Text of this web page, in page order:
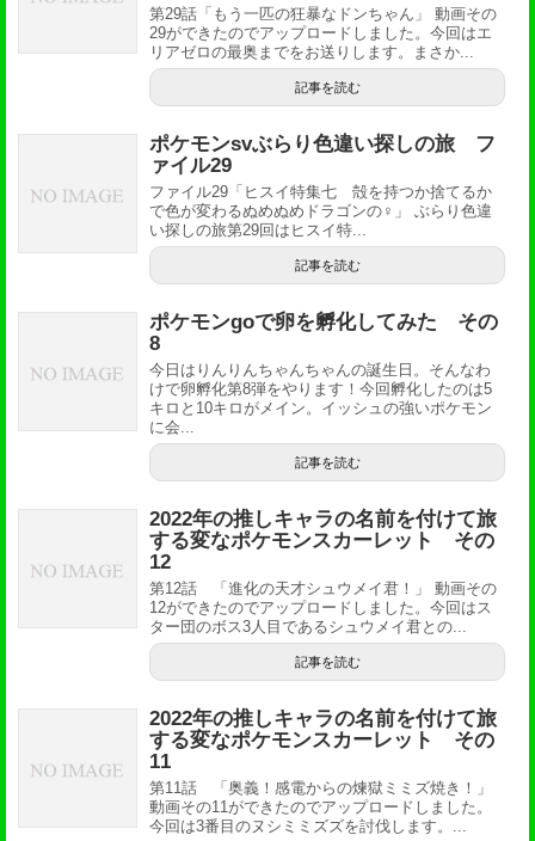
第29話「もう一匹の狂暴なドンちゃん」 動画その
29ができたのでアップロードしました。今回はエ
リアゼロの最奥までをお送りします。まさか...
記事を読む
ポケモンsvぶらり色違い探しの旅 フ
ァイル29
ファイル29「ヒスイ特集七 殻を持つか捨てるか
で色が変わるぬめぬめドラゴンの♀」 ぶらり色違
い探しの旅第29回はヒスイ特...
記事を読む
ポケモンgoで卵を孵化してみた その
8
今日はりんりんちゃんちゃんの誕生日。そんなわ
けで卵孵化第8弾をやります！今回孵化したのは5
キロと10キロがメイン。イッシュの強いポケモン
に会...
記事を読む
2022年の推しキャラの名前を付けて旅
する変なポケモンスカーレット その
12
第12話 「進化の天才シュウメイ君！」 動画その
12ができたのでアップロードしました。今回はス
ター団のボス3人目であるシュウメイ君との...
記事を読む
2022年の推しキャラの名前を付けて旅
する変なポケモンスカーレット その
11
第11話 「奥義！感電からの煉獄ミミズ焼き！」
動画その11ができたのでアップロードしました。
今回は3番目のヌシミミズズを討伐します。...